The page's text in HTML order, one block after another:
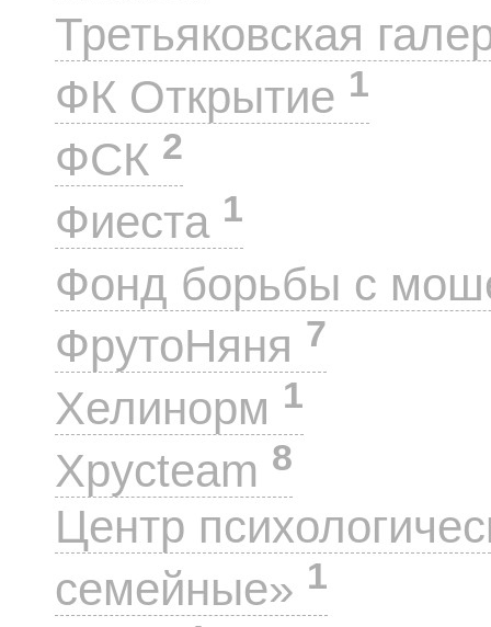
Третьяковская
ФК Открытие 1
ФСК 2
Фиеста 1
Фонд борьбы с
ФрутоНяня 7
Хелинорм 1
Хрусteam 8
Центр
семейные» 1